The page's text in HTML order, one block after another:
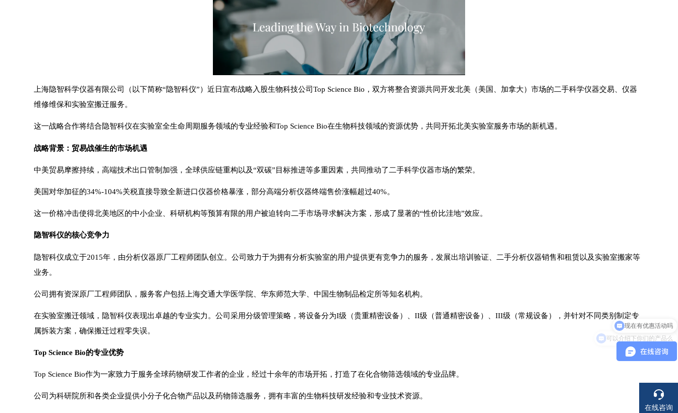
上海隐智科学仪器有限公司（以下简称“隐智科仪”）近日宣布战略入股生物科技公司Top Science Bio，双方将整合资源共同开发北美（美国、加拿大）市场的二手科学仪器交易、仪器
维修维保和实验室搬迁服务。
这一战略合作将结合隐智科仪在实验室全生命周期服务领域的专业经验和Top Science Bio在生物科技领域的资源优势，共同开拓北美实验室服务市场的新机遇。
战略背景：贸易战催生的市场机遇
中美贸易摩擦持续，高端技术出口管制加强，全球供应链重构以及“双碳”目标推进等多重因素，共同推动了二手科学仪器市场的繁荣。
美国对华加征的34%-104%关税直接导致全新进口仪器价格暴涨，部分高端分析仪器终端售价涨幅超过40%。
这一价格冲击使得北美地区的中小企业、科研机构等预算有限的用户被迫转向二手市场寻求解决方案，形成了显著的“性价比洼地”效应。
隐智科仪的核心竞争力
隐智科仪成立于2015年，由分析仪器原厂工程师团队创立。公司致力于为拥有分析实验室的用户提供更有竞争力的服务，发展出培训验证、二手分析仪器销售和租赁以及实验室搬家等
业务。
公司拥有资深原厂工程师团队，服务客户包括上海交通大学医学院、华东师范大学、中国生物制品检定所等知名机构。
在实验室搬迁领域，隐智科仪表现出卓越的专业实力。公司采用分级管理策略，将设备分为I级（贵重精密设备）、II级（普通精密设备）、III级（常规设备），并针对不同类别制定专
属拆装方案，确保搬迁过程零失误。
Top Science Bio的专业优势
Top Science Bio作为一家致力于服务全球药物研发工作者的企业，经过十余年的市场开拓，打造了在化合物筛选领域的专业品牌。
公司为科研院所和各类企业提供小分子化合物产品以及药物筛选服务，拥有丰富的生物科技研发经验和专业技术资源。
在线咨询
可以介绍下你们的产品么
现在有优惠活动吗